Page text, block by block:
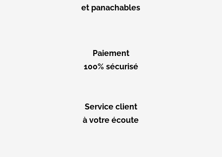
et panachables
Paiement
100% sécurisé
Service client
à votre écoute